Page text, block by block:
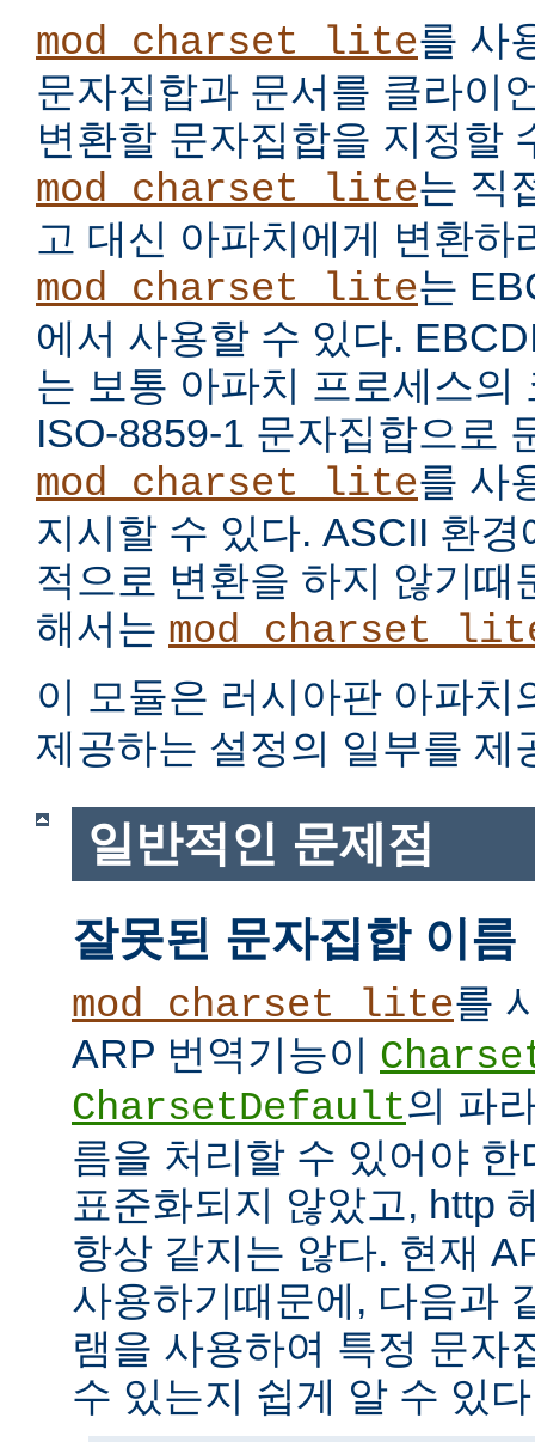
mod_charset_lite를 사
문자집합과 문서를 클라이
변환할 문자집합을 지정할
mod_charset_lite는 직
고 대신 아파치에게 변환하
mod_charset_lite는
에서 사용할 수 있다.
는 보통 아파치 프로세스의
ISO-8859-1 문자집합으로
mod_charset_lite를 사
지시할 수 있다. ASCII 환
적으로 변환을 하지 않기때
해서는
이 모듈은 러시아판 아파치
제공하는 설정의 일부를 제
일반적인 문제점
잘못된 문자집합 이름
mod_charset_lite를
ARP 번역기능이
CharsetDefault의 파
름을 처리할 수 있어야
표준화되지 않았고, http
항상 같지는 않다. 현재
사용하기때문에, 다음과
램을 사용하여 특정 문자
수 있는지 쉽게 알 수 있